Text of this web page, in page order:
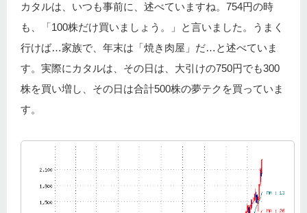
カタルは、いつも事前に、述べていますね。754円の時
も、「100株だけ買いましょう。」と言いました。うまく
行けば…家族で、年末は「焼き肉屋」だ…と述べていま
す。実際にカタルは、その日は、大引けの750円でも300
株を買い増し、その日は合計500株の夢テクを買っていま
す。